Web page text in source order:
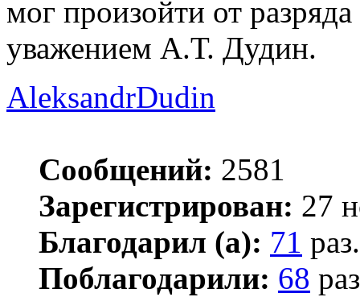
мог произойти от
уважением А.Т. Дудин.
AleksandrDudin
Сообщений: 2581
Зарегистрирован: 27
Благодарил (а): 71 раз.
Поблагодарили: 68